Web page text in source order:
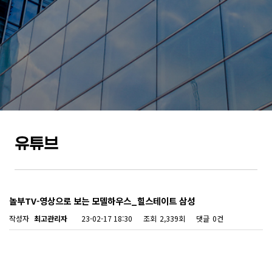
유튜브
놀부TV-영상으로 보는 모델하우스_힐스테이트 삼성
작성자 최고관리자 23-02-17 18:30 조회 2,339회 댓글 0건